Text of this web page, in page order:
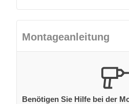
Montageanleitung
Benötigen Sie Hilfe bei der